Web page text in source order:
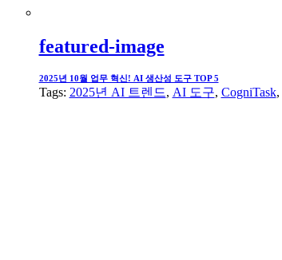
featured-image
2025년 10월 업무 혁신! AI 생산성 도구 TOP 5
Tags: 2025년 AI 트렌드, AI 도구, CogniTask,